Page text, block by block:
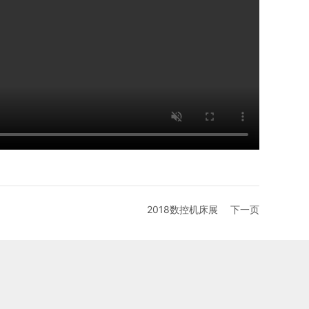
2018数控机床展 下一页